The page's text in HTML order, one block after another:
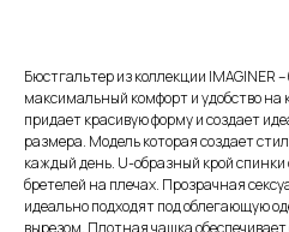
Бюстгальтер из коллекции IMAGINER
максимальный комфорт и удобство
придает красивую форму и создает
размера. Модель которая создает
каждый день. U-образный крой
бретелей на плечах. Прозрачная
идеально подходят под облегающую